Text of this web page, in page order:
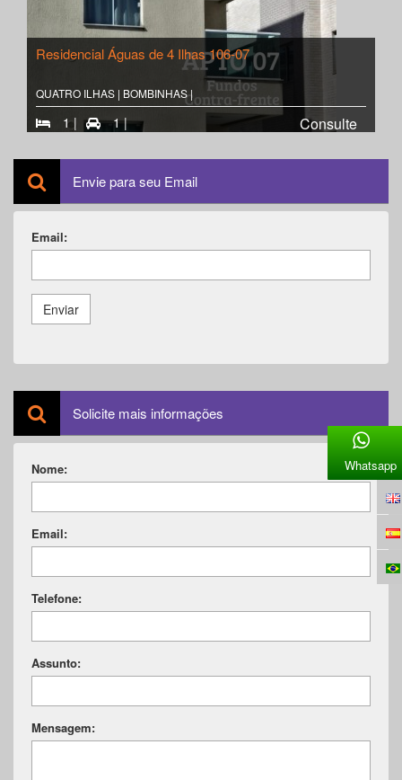
Whatsapp
Residencial Águas de 4 Ilhas 106-07
QUATRO ILHAS | BOMBINHAS |
1 | 1 | Consulte
Envie para seu Email
Email:
Enviar
Solicite mais informações
Nome:
Email:
Telefone:
Assunto:
Mensagem: